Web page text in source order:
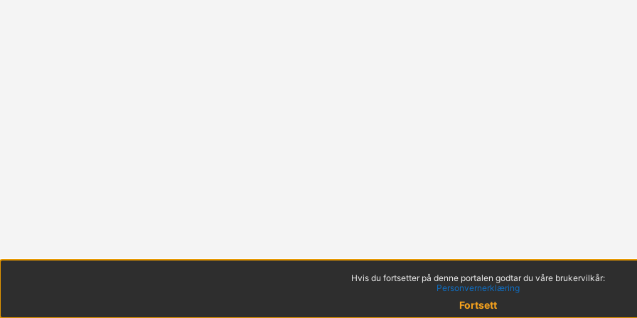
Hvis du fortsetter på denne portalen godtar du våre brukervilkår:
Personvernerklæring
Fortsett